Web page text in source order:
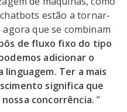
estão a tornar-
que se combinam
de fluxo fixo do tipo
adicionar o
Ter a mais
significa que
concorrência. ”